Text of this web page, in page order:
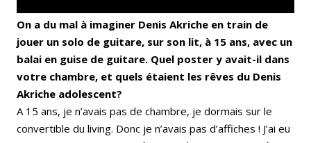
On a du mal à imaginer Denis Akriche en train de
jouer un solo de guitare, sur son lit, à 15 ans, avec un
balai en guise de guitare. Quel poster y avait-il dans
votre chambre, et quels étaient les rêves du Denis
Akriche adolescent?
A 15 ans, je n’avais pas de chambre, je dormais sur le
convertible du living. Donc je n’avais pas d’affiches ! J’ai eu